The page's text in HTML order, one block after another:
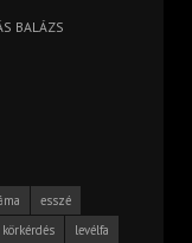
BALÁZS
esszé
körkérdés
levélfa